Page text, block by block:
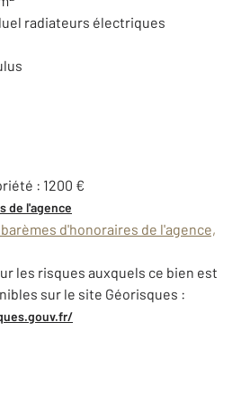
radiateurs électriques
: 1200 €
de l'agence
d'honoraires de l'agence,
les risques auxquels ce bien est
sur le site Géorisques :